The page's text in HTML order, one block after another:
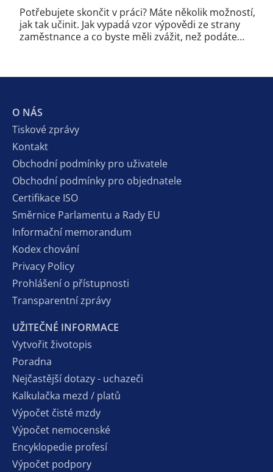
Potřebujete skončit v práci? Máte několik možností,
jak tak učinit. Jak vypadá vzor výpovědi ze strany
zaměstnance a co byste měli zvážit, než podáte…
O NÁS
Tiskové zprávy
Kontakt
Obchodní podmínky pro uživatele
Obchodní podmínky pro objednatele
Certifikace ISO
Směrnice Parlamentu a Rady EU
Informační memorandum
Kodex chování
Privacy Policy
Prohlášení o přístupnosti
Transparentní zprávy
UŽITEČNÉ INFORMACE
Vytvořit životopis
Poradna
Nejčastější dotazy - uchazeči
Kalkulačka mezd / platů
Výpočet čisté mzdy
Výpočet nemocenské
Encyklopedie profesí
Výpočet podpory